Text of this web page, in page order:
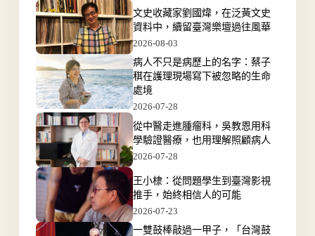
文史收藏家劉國煒，在泛黃文史
資料中，續留臺灣樂壇過往風華
2026-08-03
病人不只是病歷上的名字：蔡子
稘在護理現場寫下被忽略的生命
處境
2026-07-28
從中醫走進腫瘤科，吳教恩用科
學驗證醫療，也用理解照顧病人
2026-07-28
王小棣：從問題學生到臺灣影視
推手，始終相信人的可能
2026-07-23
一雙鼓棒敲過一甲子，「台灣鼓